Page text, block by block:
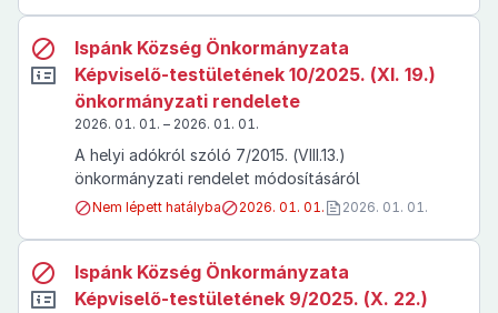
Ispánk Község Önkormányzata
Képviselő-testületének 10/2025. (XI. 19.)
önkormányzati rendelete
2026. 01. 01. – 2026. 01. 01.
A helyi adókról szóló 7/2015. (VIII.13.)
önkormányzati rendelet módosításáról
Nem lépett hatályba 2026. 01. 01. 2026. 01. 01.
Ispánk Község Önkormányzata
Képviselő-testületének 9/2025. (X. 22.)